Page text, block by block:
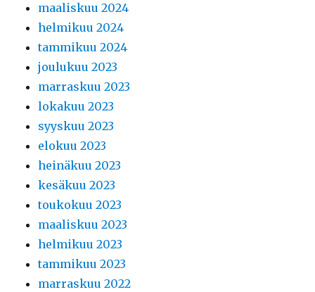
maaliskuu 2024
helmikuu 2024
tammikuu 2024
joulukuu 2023
marraskuu 2023
lokakuu 2023
syyskuu 2023
elokuu 2023
heinäkuu 2023
kesäkuu 2023
toukokuu 2023
maaliskuu 2023
helmikuu 2023
tammikuu 2023
marraskuu 2022